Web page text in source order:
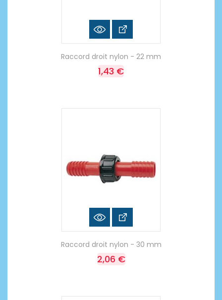
Raccord droit nylon - 22 mm
1,43 €
Raccord droit nylon - 30 mm
2,06 €